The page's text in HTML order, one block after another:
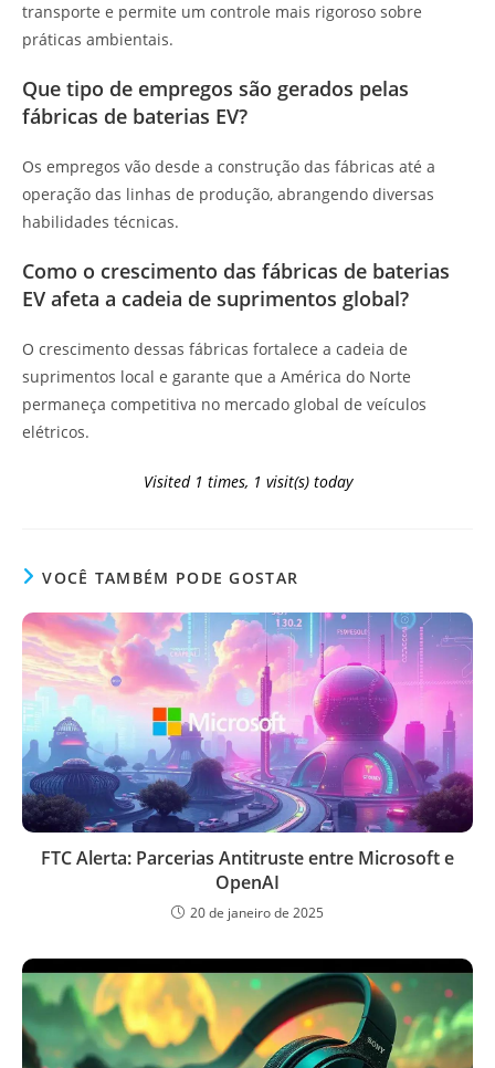
transporte e permite um controle mais rigoroso sobre
práticas ambientais.
Que tipo de empregos são gerados pelas
fábricas de baterias EV?
Os empregos vão desde a construção das fábricas até a
operação das linhas de produção, abrangendo diversas
habilidades técnicas.
Como o crescimento das fábricas de baterias
EV afeta a cadeia de suprimentos global?
O crescimento dessas fábricas fortalece a cadeia de
suprimentos local e garante que a América do Norte
permaneça competitiva no mercado global de veículos
elétricos.
Visited 1 times, 1 visit(s) today
VOCÊ TAMBÉM PODE GOSTAR
FTC Alerta: Parcerias Antitruste entre Microsoft e
OpenAI
20 de janeiro de 2025